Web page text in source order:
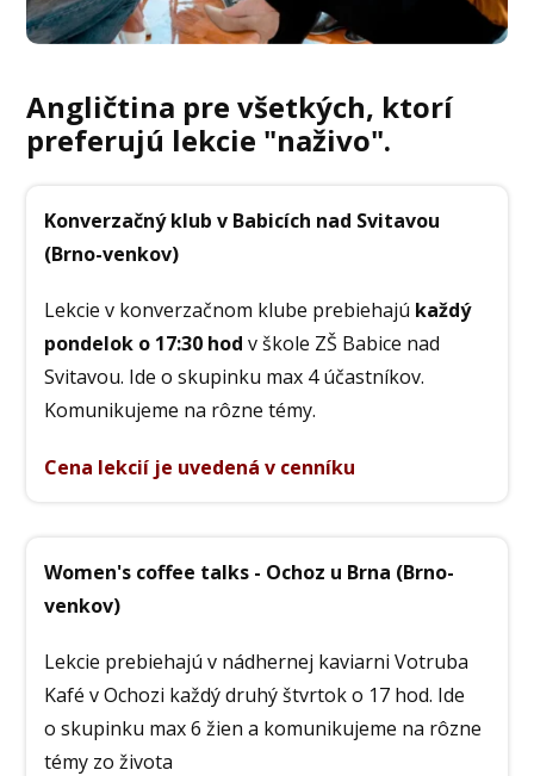
Angličtina pre všetkých, ktorí
preferujú lekcie "naživo".
Konverzačný klub v Babicích nad Svitavou
(Brno-venkov)
Lekcie v konverzačnom klube prebiehajú každý
pondelok o 17:30 hod v škole ZŠ Babice nad
Svitavou. Ide o skupinku max 4 účastníkov.
Komunikujeme na rôzne témy.
Cena lekcií je uvedená v cenníku
Women's coffee talks - Ochoz u Brna (Brno-
venkov)
Lekcie prebiehajú v nádhernej kaviarni Votruba
Kafé v Ochozi každý druhý štvrtok o 17 hod. Ide
o skupinku max 6 žien a komunikujeme na rôzne
témy zo života